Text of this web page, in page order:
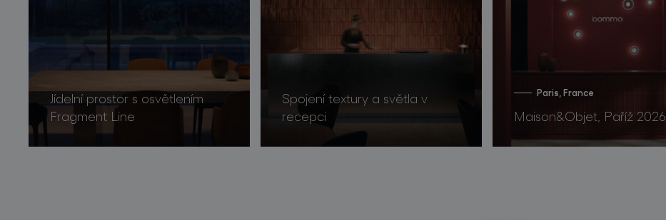
Jídelní prostor s osvětlením
Fragment Line
Spojení textury a světla v
recepci
Paris, France
Maison&Objet, Paříž 2026